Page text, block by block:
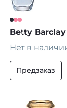
Betty Barclay
Нет в
Предзаказ